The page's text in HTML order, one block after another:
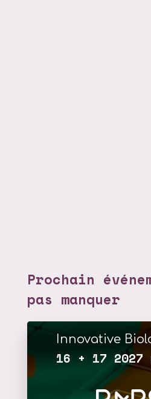
Prochain
pas manquer
Innovative
16 + 17 2027